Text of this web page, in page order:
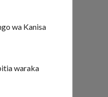
wa Kanisa
waraka